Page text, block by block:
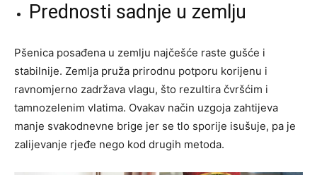
Prednosti sadnje u zemlju
Pšenica posađena u zemlju najčešće raste gušće i
stabilnije. Zemlja pruža prirodnu potporu korijenu i
ravnomjerno zadržava vlagu, što rezultira čvršćim i
tamnozelenim vlatima. Ovakav način uzgoja zahtijeva
manje svakodnevne brige jer se tlo sporije isušuje, pa je
zalijevanje rjeđe nego kod drugih metoda.